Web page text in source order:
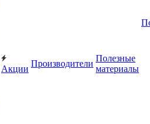
Акции
Производители
Полезные
материалы